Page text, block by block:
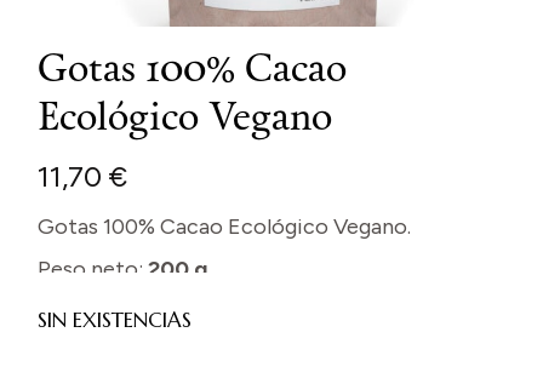
Gotas 100% Cacao
Ecológico Vegano
11,70€
Gotas 100% Cacao Ecológico Vegano.
Peso neto:200 g
SIN EXISTENCIAS